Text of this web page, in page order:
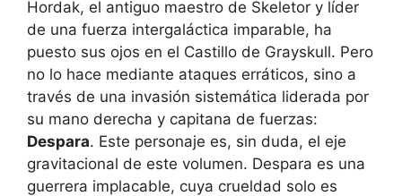
Hordak, el antiguo maestro de Skeletor y líder
de una fuerza intergaláctica imparable, ha
puesto sus ojos en el Castillo de Grayskull. Pero
no lo hace mediante ataques erráticos, sino a
través de una invasión sistemática liderada por
su mano derecha y capitana de fuerzas:
Despara. Este personaje es, sin duda, el eje
gravitacional de este volumen. Despara es una
guerrera implacable, cuya crueldad solo es